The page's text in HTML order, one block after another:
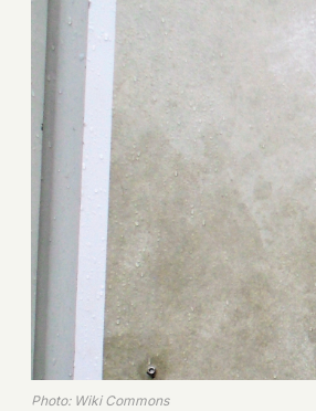
Photo: Wiki Commons